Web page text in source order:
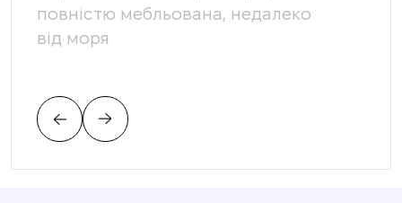
повністю мебльована, недалеко
від моря